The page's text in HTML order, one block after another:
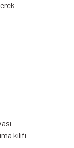
kılıfı